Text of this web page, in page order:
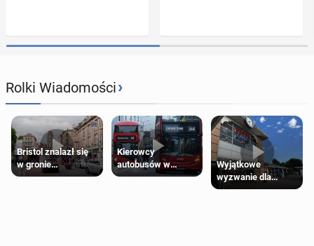
Rolki Wiadomości›
Bristol znalazł się
w gronie
najlepszych
Kierowcy
autobusów w
Londynie
Wyjątkowe
wyzwanie dla
posiadaczy kart